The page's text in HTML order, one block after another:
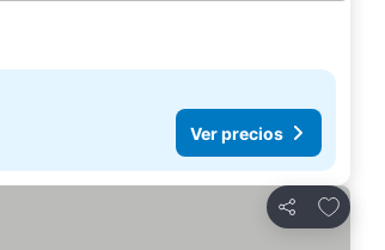
Ver precios
Compartir